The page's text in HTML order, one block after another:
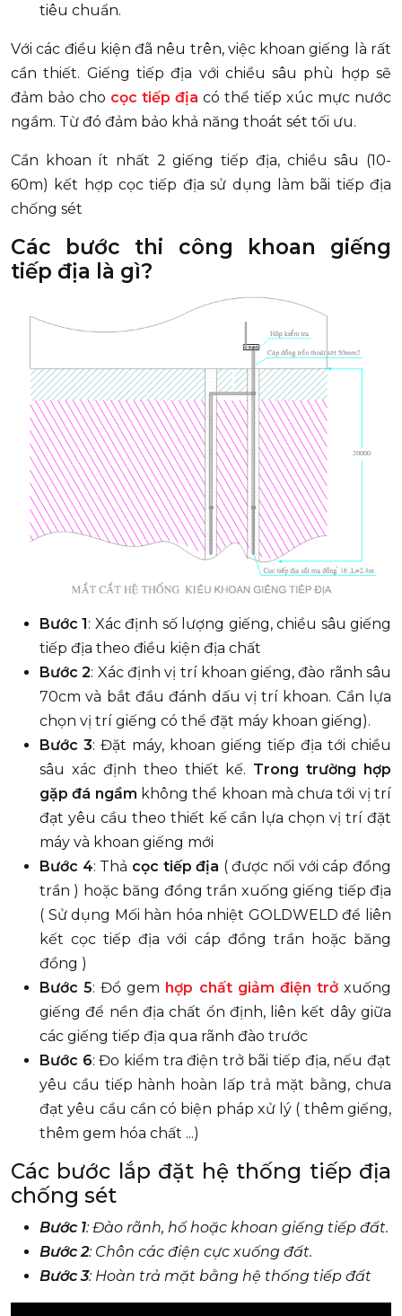
tiêu chuẩn.
Với các điều kiện đã nêu trên, việc khoan giếng là rất
cần thiết. Giếng tiếp địa với chiều sâu phù hợp sẽ
đảm bảo cho cọc tiếp địa có thể tiếp xúc mực nước
ngầm. Từ đó đảm bảo khả năng thoát sét tối ưu.
Cần khoan ít nhất 2 giếng tiếp địa, chiều sâu (10-
60m) kết hợp cọc tiếp địa sử dụng làm bãi tiếp địa
chống sét
Các bước thi công khoan giếng
tiếp địa là gì?
Bước 1: Xác định số lượng giếng, chiều sâu giếng
tiếp địa theo điều kiện địa chất
Bước 2: Xác định vị trí khoan giếng, đào rãnh sâu
70cm và bắt đầu đánh dấu vị trí khoan. Cần lựa
chọn vị trí giếng có thể đặt máy khoan giếng).
Bước 3: Đặt máy, khoan giếng tiếp địa tới chiều
sâu xác định theo thiết kế. Trong trường hợp
gặp đá ngầm không thể khoan mà chưa tới vị trí
đạt yêu cầu theo thiết kế cần lựa chọn vị trí đặt
máy và khoan giếng mới
Bước 4: Thả cọc tiếp địa ( được nối với cáp đồng
trần ) hoặc băng đồng trần xuống giếng tiếp địa
( Sử dụng Mối hàn hóa nhiệt GOLDWELD để liên
kết cọc tiếp địa với cáp đồng trần hoặc băng
đồng )
Bước 5: Đổ gem hợp chất giảm điện trởxuống
giếng để nền địa chất ổn định, liên kết dây giữa
các giếng tiếp địa qua rãnh đào trước
Bước 6: Đo kiểm tra điện trở bãi tiếp địa, nếu đạt
yêu cầu tiếp hành hoàn lấp trả mặt bằng, chưa
đạt yêu cầu cần có biện pháp xử lý ( thêm giếng,
thêm gem hóa chất ...)
Các bước lắp đặt hệ thống tiếp địa
chống sét
Bước 1: Đào rãnh, hố hoặc khoan giếng tiếp đất.
Bước 2: Chôn các điện cực xuống đất.
Bước 3: Hoàn trả mặt bằng hệ thống tiếp đất